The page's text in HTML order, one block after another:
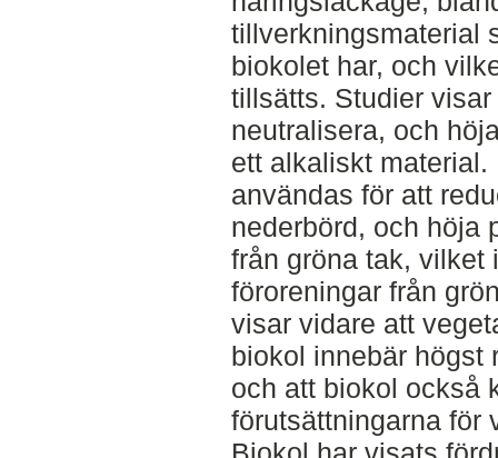
tillverkningsmaterial
biokolet har, och
tillsätts. Studier
neutralisera, och
ett alkaliskt
användas för att
nederbörd, och höja
från gröna tak, vilket
föroreningar från
visar vidare att
biokol innebär högst
och att biokol också
förutsättningarna för